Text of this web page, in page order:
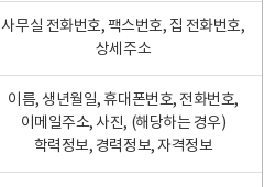
사무실 전화번호, 팩스번호, 집 전화번호,
상세주소
이름, 생년월일, 휴대폰번호, 전화번호,
이메일주소, 사진, (해당하는 경우)
학력정보, 경력정보, 자격정보